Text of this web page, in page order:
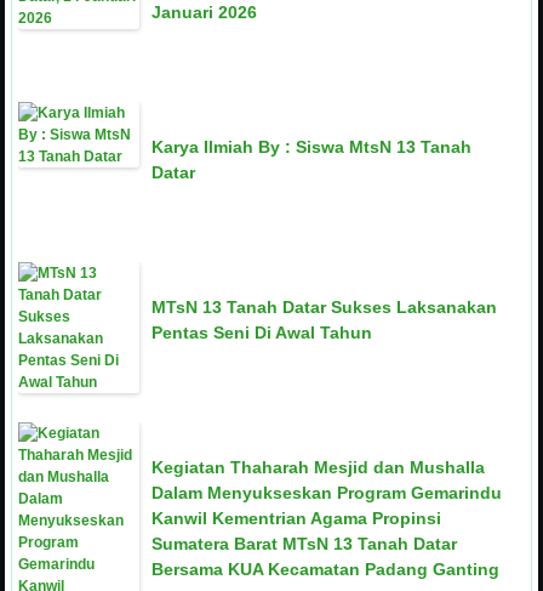
Januari 2026
Karya Ilmiah By : Siswa MtsN 13 Tanah
Datar
MTsN 13 Tanah Datar Sukses Laksanakan
Pentas Seni Di Awal Tahun
Kegiatan Thaharah Mesjid dan Mushalla
Dalam Menyukseskan Program Gemarindu
Kanwil Kementrian Agama Propinsi
Sumatera Barat MTsN 13 Tanah Datar
Bersama KUA Kecamatan Padang Ganting